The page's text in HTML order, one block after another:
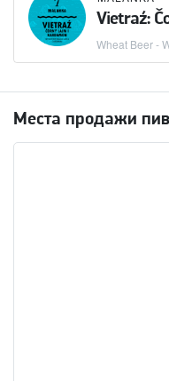
Vietraź:
Wheat Beer -
Места продажи